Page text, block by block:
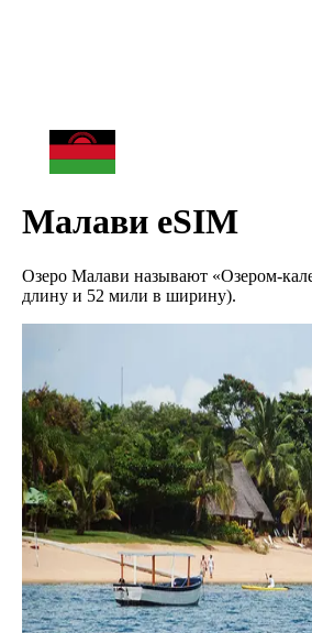
Малави eSIM
Озеро Малави называют «Озером-
длину и 52 мили в ширину).